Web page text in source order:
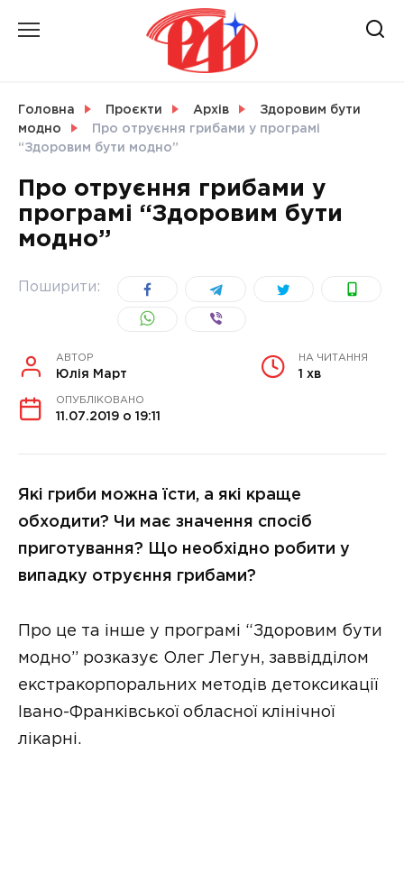
СВІТ
УКРАЇНА
Головна Проєкти Архів
Здоровим бути
модно
Про отруєння грибами у програмі
“Здоровим бути модно”
Про отруєння грибами у
програмі “Здоровим бути
модно”
Поширити:
АВТОР
Юлія Март
НА ЧИТАННЯ
1 хв
ОПУБЛІКОВАНО
11.07.2019 о 19:11
Які гриби можна їсти, а які краще
обходити? Чи має значення спосіб
приготування? Що необхідно робити у
випадку отруєння грибами?
Про це та інше у програмі “Здоровим бути
модно” розказує Олег Легун, заввідділом
екстракорпоральних методів детоксикації
Івано-Франківської обласної клінічної
лікарні.